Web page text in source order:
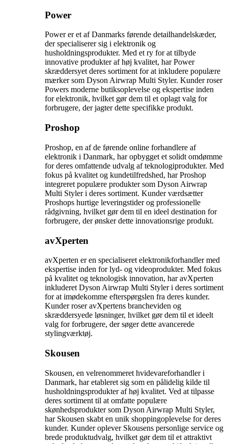
Power
Power er et af Danmarks førende detailhandelskæder,
der specialiserer sig i elektronik og
husholdningsprodukter. Med et ry for at tilbyde
innovative produkter af høj kvalitet, har Power
skræddersyet deres sortiment for at inkludere populære
mærker som Dyson Airwrap Multi Styler. Kunder roser
Powers moderne butiksoplevelse og ekspertise inden
for elektronik, hvilket gør dem til et oplagt valg for
forbrugere, der jagter dette specifikke produkt.
Proshop
Proshop, en af de førende online forhandlere af
elektronik i Danmark, har opbygget et solidt omdømme
for deres omfattende udvalg af teknologiprodukter. Med
fokus på kvalitet og kundetilfredshed, har Proshop
integreret populære produkter som Dyson Airwrap
Multi Styler i deres sortiment. Kunder værdsætter
Proshops hurtige leveringstider og professionelle
rådgivning, hvilket gør dem til en ideel destination for
forbrugere, der ønsker dette innovationsrige produkt.
avXperten
avXperten er en specialiseret elektronikforhandler med
ekspertise inden for lyd- og videoprodukter. Med fokus
på kvalitet og teknologisk innovation, har avXperten
inkluderet Dyson Airwrap Multi Styler i deres sortiment
for at imødekomme efterspørgslen fra deres kunder.
Kunder roser avXpertens brancheviden og
skræddersyede løsninger, hvilket gør dem til et ideelt
valg for forbrugere, der søger dette avancerede
stylingværktøj.
Skousen
Skousen, en velrenommeret hvidevareforhandler i
Danmark, har etableret sig som en pålidelig kilde til
husholdningsprodukter af høj kvalitet. Ved at tilpasse
deres sortiment til at omfatte populære
skønhedsprodukter som Dyson Airwrap Multi Styler,
har Skousen skabt en unik shoppingoplevelse for deres
kunder. Kunder oplever Skousens personlige service og
brede produktudvalg, hvilket gør dem til et attraktivt